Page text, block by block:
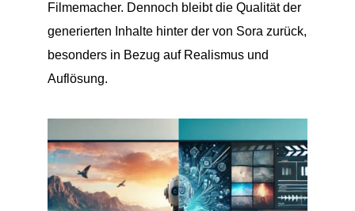
Filmemacher. Dennoch bleibt die Qualität der
generierten Inhalte hinter der von Sora zurück,
besonders in Bezug auf Realismus und
Auflösung.